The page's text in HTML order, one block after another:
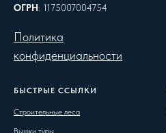
ОГРН: 1175007004754
Политика
конфиденциальности
БЫСТРЫЕ ССЫЛКИ
Строительные леса